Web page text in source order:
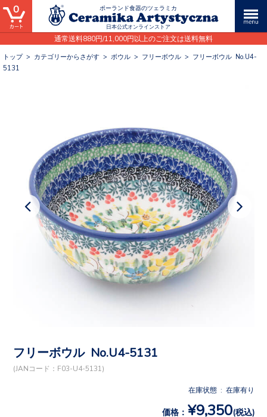
ポーランド食器のツェラミカ
日本公式オンラインストア
通常送料880円/11,000円以上のご注文は送料無料
0
トップ> カテゴリーからさがす > ボウル > フリーボウル > フリーボウル No.U4-
5131
フリーボウル No.U4-5131
(JANコード：F03-U4-5131)
在庫状態 : 在庫有り
価格： ¥9,350(税込)